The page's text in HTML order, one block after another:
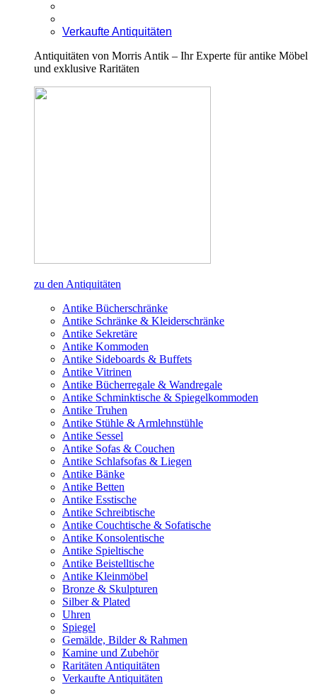
Verkaufte Antiquitäten
Antiquitäten von Morris Antik – Ihr Experte für antike Möbel
und exklusive Raritäten
zu den Antiquitäten
Antike Bücherschränke
Antike Schränke & Kleiderschränke
Antike Sekretäre
Antike Kommoden
Antike Sideboards & Buffets
Antike Vitrinen
Antike Bücherregale & Wandregale
Antike Schminktische & Spiegelkommoden
Antike Truhen
Antike Stühle & Armlehnstühle
Antike Sessel
Antike Sofas & Couchen
Antike Schlafsofas & Liegen
Antike Bänke
Antike Betten
Antike Esstische
Antike Schreibtische
Antike Couchtische & Sofatische
Antike Konsolentische
Antike Spieltische
Antike Beistelltische
Antike Kleinmöbel
Bronze & Skulpturen
Silber & Plated
Uhren
Spiegel
Gemälde, Bilder & Rahmen
Kamine und Zubehör
Raritäten Antiquitäten
Verkaufte Antiquitäten